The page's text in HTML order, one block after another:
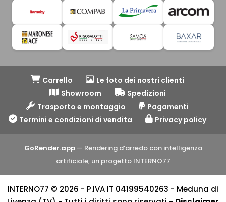
Carrello
Le foto dei nostri clienti
Showroom
Spedizioni
Trasporto e montaggio
Pagamenti
Termini e condizioni di vendita
Privacy policy
GoRender.app— Rendering d’arredo con intelligenza
artificiale, un progetto INTERNO77
INTERNO77 © 2026 - P.IVA IT 04199540263 - Meduna di